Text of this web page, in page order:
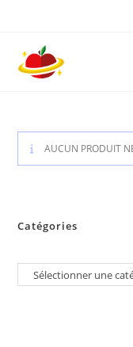
content
AUCUN PRODUIT
Catégories
Sélectionner